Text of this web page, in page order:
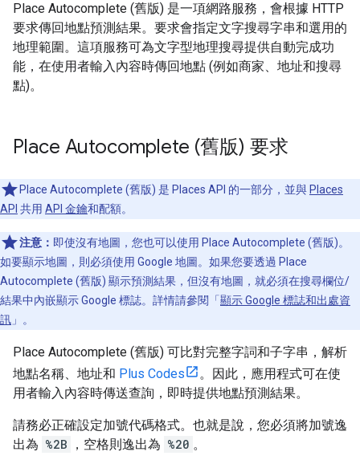
Place Autocomplete (舊版) 是一項網路服務，會根據 HTTP
要求傳回地點預測結果。要求會指定文字搜尋字串和選用的
地理範圍。這項服務可為文字型地理搜尋提供自動完成功
能，在使用者輸入內容時傳回地點 (例如商家、地址和搜尋
點)。
Place Autocomplete (舊版) 要求
Place Autocomplete (舊版) 是 Places API 的一部分，並與 Places
API 共用 API 金鑰和配額。
注意： 即使沒有地圖，您也可以使用 Place Autocomplete (舊版)。
如要顯示地圖，則必須使用 Google 地圖。如果您要透過 Place
Autocomplete (舊版) 顯示預測結果，但沒有地圖，就必須在搜尋欄位/
結果中內嵌顯示 Google 標誌。詳情請參閱「 顯示 Google 標誌和出處資
訊 」。
Place Autocomplete (舊版) 可比對完整字詞和子字串，解析
地點名稱、地址和 Plus Codes
。因此，應用程式可在使
用者輸入內容時傳送查詢，即時提供地點預測結果。
請務必正確設定加號代碼格式。也就是說，您必須將加號逸
出為 %2B ，空格則逸出為 %20 。